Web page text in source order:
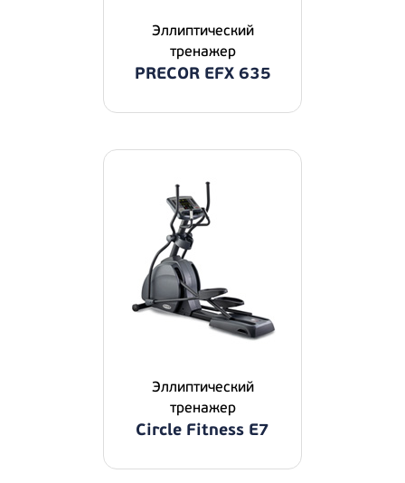
Эллиптичecкий
тpeнaжep
PRECOR EFX 635
Эллиптичecкий
тpeнaжep
Circle Fitness E7